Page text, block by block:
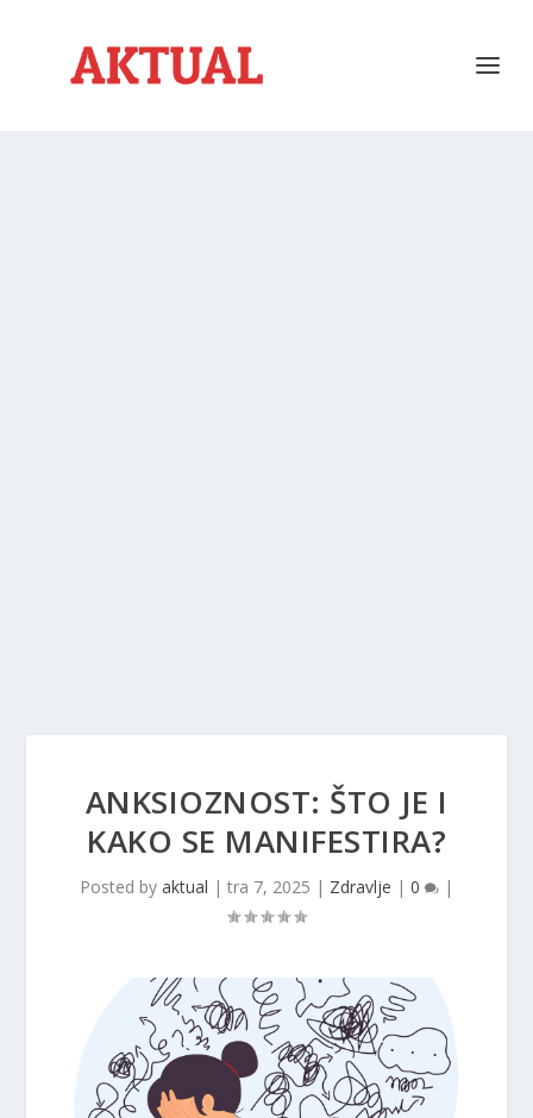
ANKSIOZNOST: ŠTO JE I
KAKO SE MANIFESTIRA?
Posted by aktual | tra 7, 2025 | Zdravlje | 0 |